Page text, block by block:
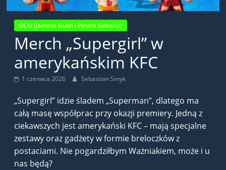
DCU (Jamesa Gunn i Petera Safrana)
Merch „Supergirl” w
amerykańskim KFC
1 czerwca 2026 Sebastian Smyk
„Supergirl” idzie śladem „Superman”, dlatego ma
całą masę współprac przy okazji premiery. Jedną z
ciekawszych jest amerykański KFC – mają specjalne
zestawy oraz gadżety w formie breloczków z
postaciami. Nie pogardziłbym Ważniakiem, może i u
nas będą?